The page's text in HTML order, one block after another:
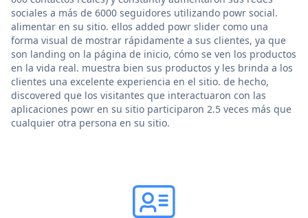
sociales a más de 6000 seguidores utilizando powr social.
alimentar en su sitio. ellos added powr slider como una
forma visual de mostrar rápidamente a sus clientes, ya que
son landing on la página de inicio, cómo se ven los productos
en la vida real. muestra bien sus productos y les brinda a los
clientes una excelente experiencia en el sitio. de hecho,
discovered que los visitantes que interactuaron con las
aplicaciones powr en su sitio participaron 2.5 veces más que
cualquier otra persona en su sitio.